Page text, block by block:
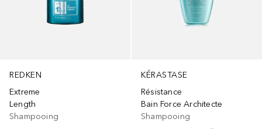
REDKEN
Extreme
Length
Shampooing
KÉRASTASE
Résistance
Bain Force Architecte
Shampooing